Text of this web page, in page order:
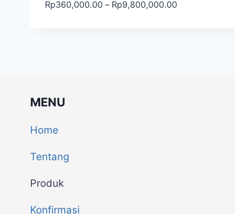
Rp360,000.00 – Rp9,800,000.00
MENU
Home
Tentang
Produk
Konfirmasi